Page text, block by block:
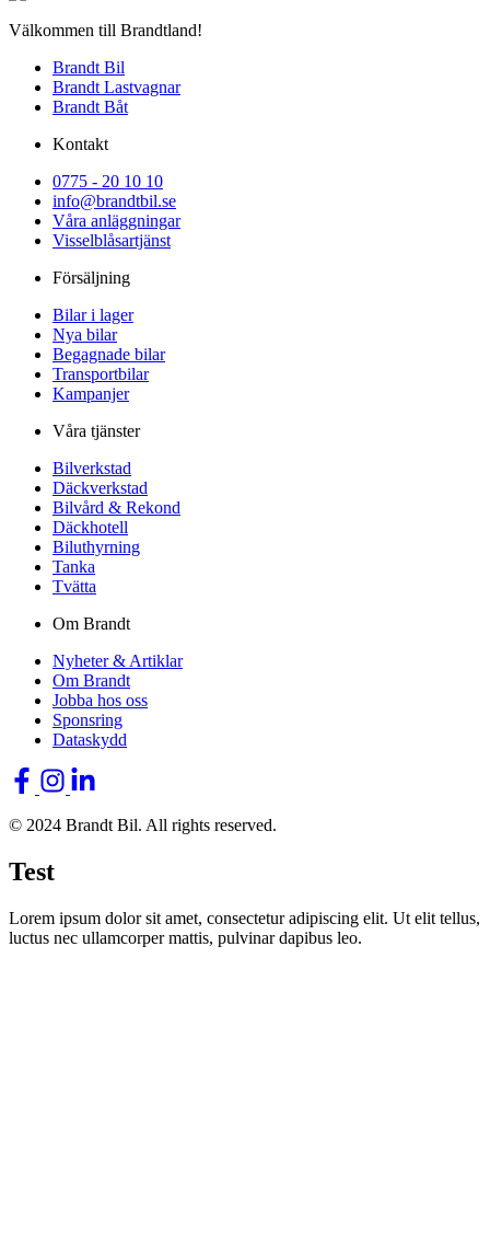
Välkommen till Brandtland!
Brandt Bil
Brandt Lastvagnar
Brandt Båt
Kontakt
0775 - 20 10 10
info@brandtbil.se
Våra anläggningar
Visselblåsartjänst
Försäljning
Bilar i lager
Nya bilar
Begagnade bilar
Transportbilar
Kampanjer
Våra tjänster
Bilverkstad
Däckverkstad
Bilvård & Rekond
Däckhotell
Biluthyrning
Tanka
Tvätta
Om Brandt
Nyheter & Artiklar
Om Brandt
Jobba hos oss
Sponsring
Dataskydd
© 2024 Brandt Bil. All rights reserved.
Test
Lorem ipsum dolor sit amet, consectetur adipiscing elit. Ut elit tellus,
luctus nec ullamcorper mattis, pulvinar dapibus leo.